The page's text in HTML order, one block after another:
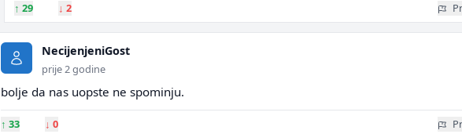
↑ 29 ↓ 2
NecijenjeniGost
prije 2 godine
bolje da nas uopste ne spominju.
↑ 33 ↓ 0